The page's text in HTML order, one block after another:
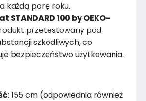
każdą porę roku.
STANDARD 100 by OEKO-
przetestowany pod
szkodliwych, co
bezpieczeństwo użytkowania.
: 155 cm (odpowiednia również